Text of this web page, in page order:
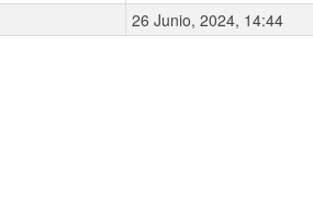
26 Junio, 2024, 14:44